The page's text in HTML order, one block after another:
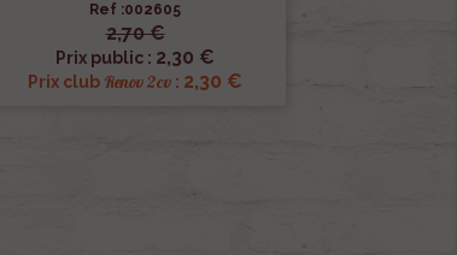
Ref :002605
2,70 €
Prix public : 2,30 €
Prix club Renov 2cv : 2,30 €
 Aperçu rapide